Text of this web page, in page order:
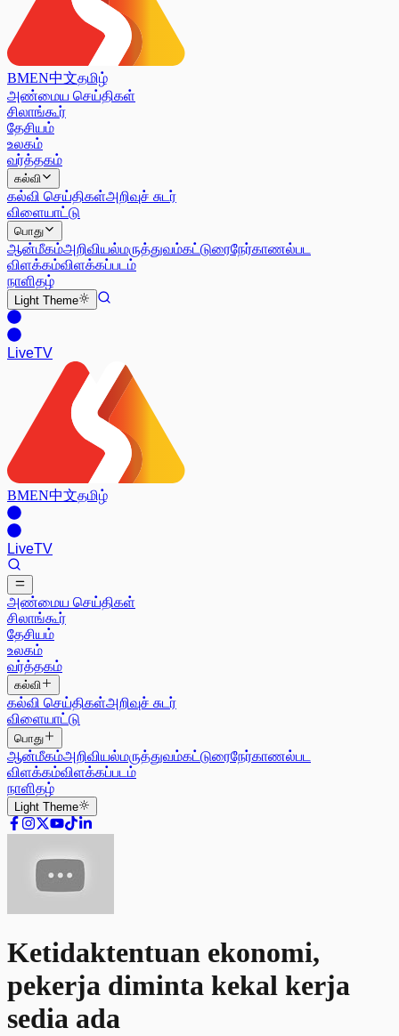
BMEN中文தமிழ்
அண்மைய செய்திகள்
சிலாங்கூர்
தேசியம்
உலகம்
வர்த்தகம்
கல்வி
கல்வி செய்திகள்அறிவுச் சுடர்
விளையாட்டு
பொது
ஆன்மீகம்அறிவியல்மருத்துவம்கட்டுரைநேர்காணல்பட
விளக்கம்விளக்கப்படம்
நாளிதழ்
Light Theme
LiveTV
BMEN中文தமிழ்
LiveTV
அண்மைய செய்திகள்
சிலாங்கூர்
தேசியம்
உலகம்
வர்த்தகம்
கல்வி
கல்வி செய்திகள்அறிவுச் சுடர்
விளையாட்டு
பொது
ஆன்மீகம்அறிவியல்மருத்துவம்கட்டுரைநேர்காணல்பட
விளக்கம்விளக்கப்படம்
நாளிதழ்
Light Theme
Ketidaktentuan ekonomi,
pekerja diminta kekal kerja
sedia ada